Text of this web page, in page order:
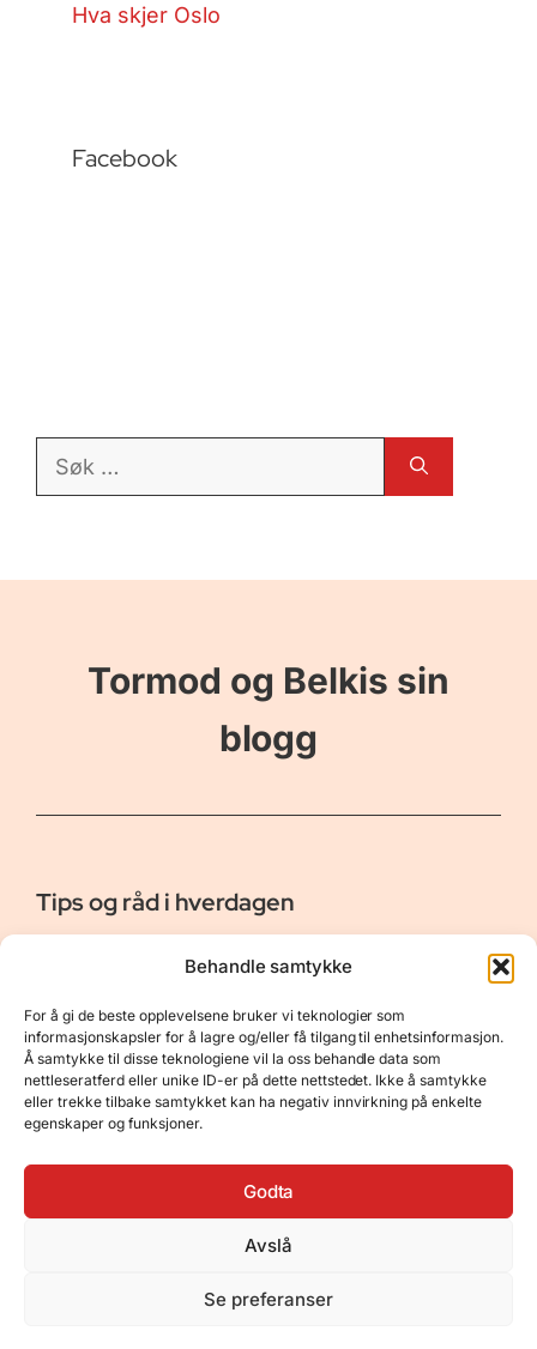
Behandle samtykke
For å gi de beste opplevelsene bruker vi teknologier som
informasjonskapsler for å lagre og/eller få tilgang til enhetsinformasjon.
Å samtykke til disse teknologiene vil la oss behandle data som
nettleseratferd eller unike ID-er på dette nettstedet. Ikke å samtykke
eller trekke tilbake samtykket kan ha negativ innvirkning på enkelte
egenskaper og funksjoner.
Godta
Avslå
Se preferanser
Hva skjer Oslo
Facebook
Søk
Tormod og Belkis sin
blogg
Tips og råd i hverdagen
Er vår bloggside hvor vi ønsker å dele våre opplevelser og
gi deg råd og tips innen reiser, hotell - og restauranter,
naturopplevelser, personlig pleie, data, film og bøker m.m.
Nyttige Linker
Om oss
Kontakt
Resurser
Personvernerklæring
Opphavsrett
GeneratePress•Hosted by